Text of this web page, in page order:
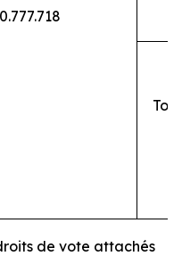
de vote attachés